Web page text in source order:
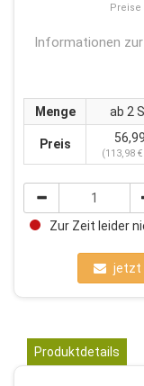
Preise
Informationen
Menge ab 2
Preis
(113,98
Zur Zeit leider
jetzt
Produktdetails